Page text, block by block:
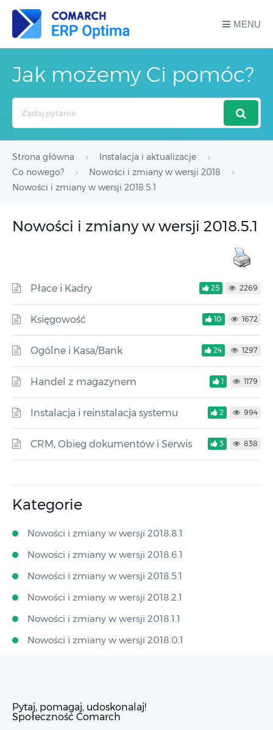
MENU
Jak możemy Ci pomóc?
Strona główna
Instalacja i aktualizacje
Co nowego?
Nowości i zmiany w wersji 2018
Nowości i zmiany w wersji 2018.5.1
Nowości i zmiany w wersji 2018.5.1
Płace i Kadry 25 2269
Księgowość 10 1672
Ogólne i Kasa/Bank 24 1297
Handel z magazynem 1 1179
Instalacja i reinstalacja systemu 2 994
CRM, Obieg dokumentów i Serwis 3 838
Kategorie
Nowości i zmiany w wersji 2018.8.1
Nowości i zmiany w wersji 2018.6.1
Nowości i zmiany w wersji 2018.5.1
Nowości i zmiany w wersji 2018.2.1
Nowości i zmiany w wersji 2018.1.1
Nowości i zmiany w wersji 2018.0.1
Pytaj, pomagaj, udoskonalaj!
Społeczność Comarch